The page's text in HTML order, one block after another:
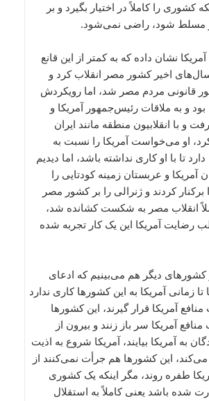
کشوری را کاملاً در اختیار بگیرد و بر
مسلط شود، راضی نمی‌شود.
نشان داده که به کمتر از این قانع
اخیر کشور مصر انقلاب کرد و
قانونی مردم مصر شد، اما رویکردش
و به ملاقات رئیس‌جمهور آمریکا و
و با انقلابیون منطقه مانند ایران
او می‌خواست آمریکا را نسبت به
تا با او کاری نداشته باشد، اما دیدیم
و عربستان زمینه کودتایی را
کردند و ژنرالی را بر کشور مصر
انقلاب مصر به شکست کشانده شد،
رضایت آمریکا این یک کار تجربه شده
دیگر هم می‌بینیم که ادعای
تا زمانی آمریکا به این کشورها کاری ندارد
آمریکا قرار گیرند، این کشورها
آمریکا سر باز زنند و بیرون از
به آمریکا بیایند، آمریکا شروع به اذیت
این کشورها هم جرأت نمی‌کنند از
طفره روند، مگر اینکه یک کشوری
شده باشد یعنی کاملاً به استقلال